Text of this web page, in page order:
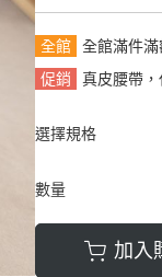
全館
全館滿件
促銷
真皮腰帶
選擇規格
數量
加入